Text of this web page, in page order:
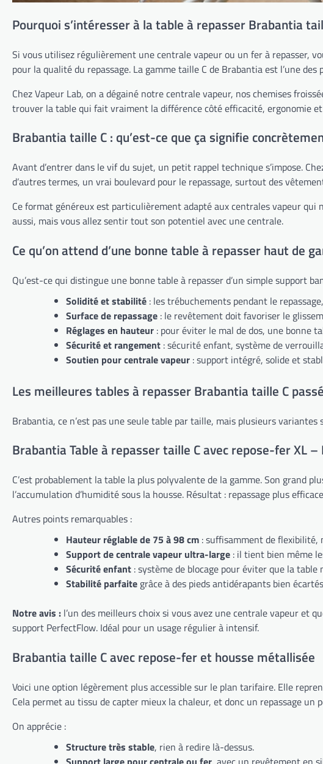
Pourquoi s’intéresser à la table à repasser Brabantia
Si vous utilisez régulièrement une centrale vapeur ou un fer à repasser,
pour la qualité du repassage. La gamme taille C de Brabantia est l’une
Chez Vapeur Lab, on a dégainé notre centrale vapeur, nos chemises
trouver la table qui fait vraiment la différence côté efficacité, ergonomie
Brabantia taille C : qu’est-ce que ça signifie
Avant d’entrer dans le vif du sujet, un petit rappel technique s’impose.
d’autres termes, un vrai boulevard pour le repassage, surtout des
Ce format généreux est particulièrement adapté aux centrales vapeur qui
aussi, mais vous allez sentir tout son potentiel avec une centrale.
Ce qu’on attend d’une bonne table à repasser haut de
Qu’est-ce qui distingue une bonne table à repasser d’un simple support
Solidité et stabilité : les trébuchements pendant le
Surface de repassage : le revêtement doit favoriser le
Réglages en hauteur : pour éviter le mal de dos, une bonne
Sécurité et rangement : sécurité enfant, système de
Soutien pour centrale vapeur : support intégré, solide et
Les meilleures tables à repasser Brabantia taille C
Brabantia, ce n’est pas une seule table par taille, mais plusieurs
Brabantia Table à repasser taille C avec repose-fer XL
C’est probablement la table la plus polyvalente de la gamme. Son grand
l’accumulation d’humidité sous la housse. Résultat : repassage plus
Autres points remarquables :
Hauteur réglable de 75 à 98 cm : suffisamment de flexibilité,
Support de centrale vapeur ultra-large : il tient bien même
Sécurité enfant : système de blocage pour éviter que la table
Stabilité parfaite grâce à des pieds antidérapants bien
Notre avis : l’un des meilleurs choix si vous avez une centrale vapeur et
support PerfectFlow. Idéal pour un usage régulier à intensif.
Brabantia taille C avec repose-fer et housse métallisée
Voici une option légèrement plus accessible sur le plan tarifaire. Elle
Cela permet au tissu de capter mieux la chaleur, et donc un repassage
On apprécie :
Structure très stable, rien à redire là-dessus.